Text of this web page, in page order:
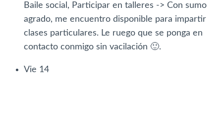
Baile social, Participar en talleres -> Con sumo
agrado, me encuentro disponible para impartir
clases particulares. Le ruego que se ponga en
contacto conmigo sin vacilación 🙂.
Vie 14